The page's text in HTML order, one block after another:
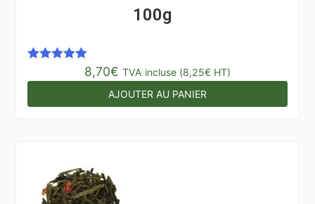
100g
8,70€ TVA incluse (8,25€ HT)
AJOUTER AU PANIER